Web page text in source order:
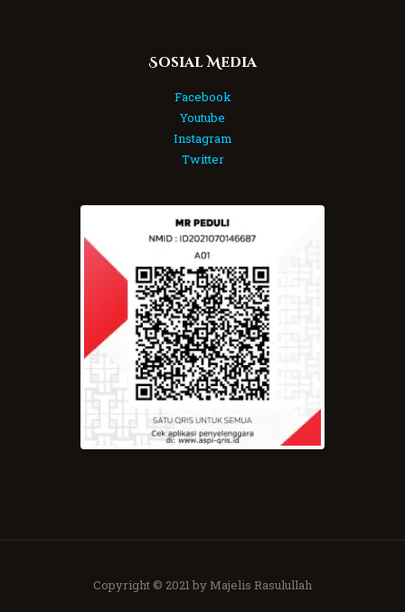
Sosial Media
Facebook
Youtube
Instagram
Twitter
Copyright © 2021 by Majelis Rasulullah